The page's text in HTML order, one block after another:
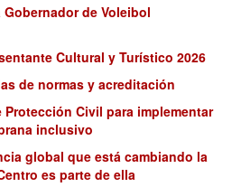
de Voleibol
Cultural y Turístico 2026
de normas y acreditación
Protección Civil para implementar
inclusivo
global que está cambiando la
es parte de ella